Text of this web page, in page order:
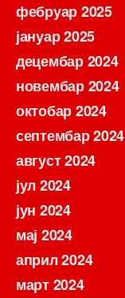
фебруар 2025
јануар 2025
децембар 2024
новембар 2024
октобар 2024
септембар 2024
август 2024
јул 2024
јун 2024
мај 2024
април 2024
март 2024